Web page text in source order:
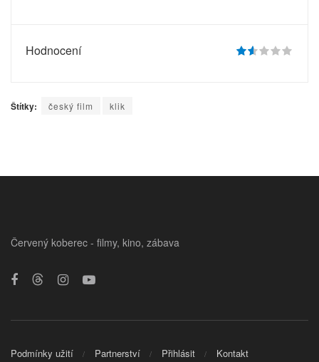
Hodnocení
Štítky: český film klik
Červený koberec - filmy, kino, zábava
Podmínky užití Partnerství Přihlásit Kontakt